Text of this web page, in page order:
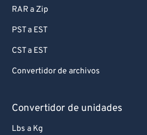
RAR a Zip
PST a EST
CST a EST
Convertidor de archivos
Convertidor de unidades
Lbs a Kg